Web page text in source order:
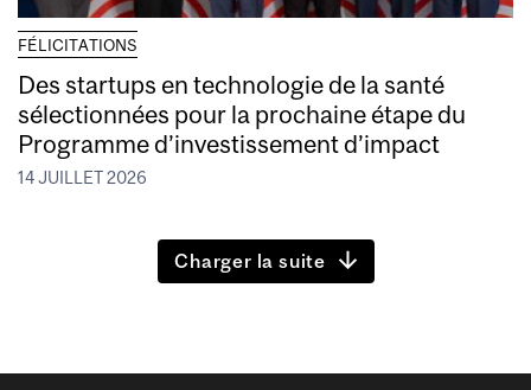
FÉLICITATIONS
Des startups en technologie de la santé
sélectionnées pour la prochaine étape du
Programme d’investissement d’impact
14 JUILLET 2026
Charger la suite